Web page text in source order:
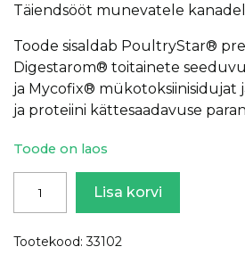
Täiendsööt munevatele
Toode sisaldab PoultryStar®
Digestarom® toitainete
ja Mycofix® mükotoksiinisidujat
ja proteiini kättesaadavuse
Toode on laos
30%
20kg
Lisa korvi
Tootekood:33102